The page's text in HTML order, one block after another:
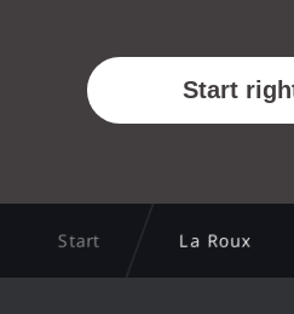
Start La Roux